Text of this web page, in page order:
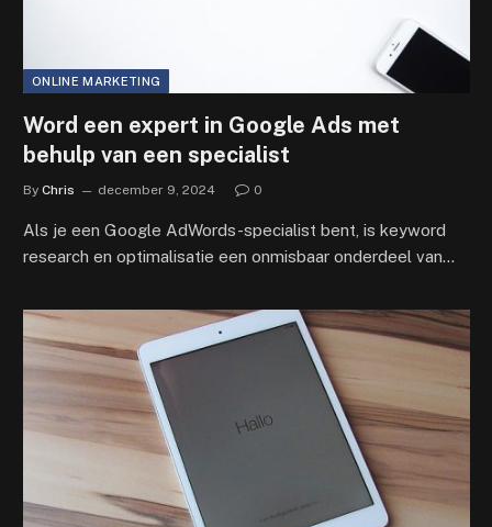
ONLINE MARKETING
Word een expert in Google Ads met
behulp van een specialist
By Chris december 9, 2024 0
Als je een Google AdWords-specialist bent, is keyword
research en optimalisatie een onmisbaar onderdeel van…